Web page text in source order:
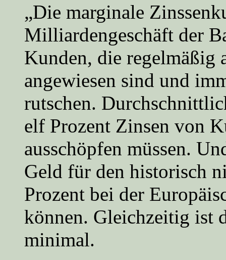
„Die marginale
Milliardengeschäft der
Kunden, die regelmäßig
angewiesen sind und
rutschen.
elf Prozent Zinsen von
ausschöpfen müssen.
Geld für den historisch
Prozent bei der
können. Gleichzeitig ist
minimal.